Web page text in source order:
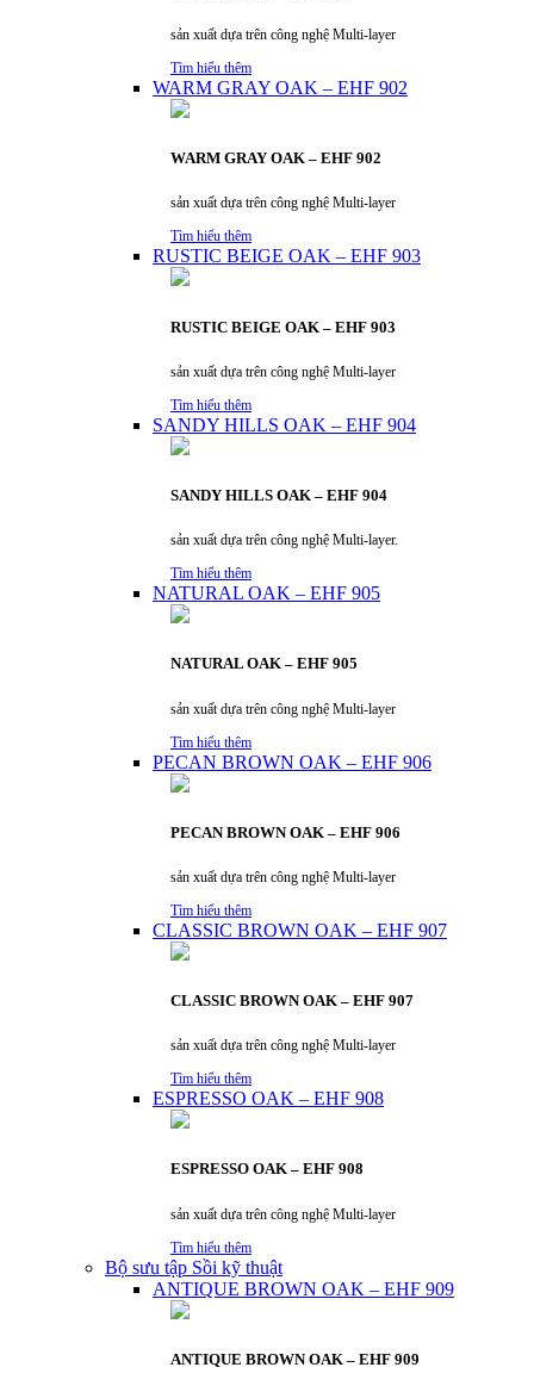
sản xuất dựa trên công nghệ Multi-layer
Tìm hiểu thêm
WARM GRAY OAK – EHF 902
WARM GRAY OAK – EHF 902
sản xuất dựa trên công nghệ Multi-layer
Tìm hiểu thêm
RUSTIC BEIGE OAK – EHF 903
RUSTIC BEIGE OAK – EHF 903
sản xuất dựa trên công nghệ Multi-layer
Tìm hiểu thêm
SANDY HILLS OAK – EHF 904
SANDY HILLS OAK – EHF 904
sản xuất dựa trên công nghệ Multi-layer.
Tìm hiểu thêm
NATURAL OAK – EHF 905
NATURAL OAK – EHF 905
sản xuất dựa trên công nghệ Multi-layer
Tìm hiểu thêm
PECAN BROWN OAK – EHF 906
PECAN BROWN OAK – EHF 906
sản xuất dựa trên công nghệ Multi-layer
Tìm hiểu thêm
CLASSIC BROWN OAK – EHF 907
CLASSIC BROWN OAK – EHF 907
sản xuất dựa trên công nghệ Multi-layer
Tìm hiểu thêm
ESPRESSO OAK – EHF 908
ESPRESSO OAK – EHF 908
sản xuất dựa trên công nghệ Multi-layer
Tìm hiểu thêm
Bộ sưu tập Sồi kỹ thuật
ANTIQUE BROWN OAK – EHF 909
ANTIQUE BROWN OAK – EHF 909